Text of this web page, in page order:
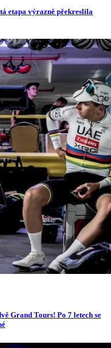
etapa výrazně překreslila
Grand Tours! Po 7 letech se